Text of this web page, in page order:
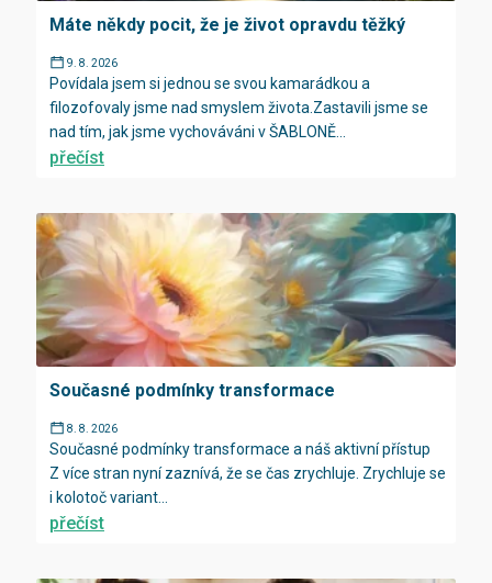
Máte někdy pocit, že je život opravdu těžký
9. 8. 2026
Povídala jsem si jednou se svou kamarádkou a
filozofovaly jsme nad smyslem života.Zastavili jsme se
nad tím, jak jsme vychováváni v ŠABLONĚ...
přečíst
Současné podmínky transformace
8. 8. 2026
Současné podmínky transformace a náš aktivní přístup
Z více stran nyní zaznívá, že se čas zrychluje. Zrychluje se
i kolotoč variant...
přečíst